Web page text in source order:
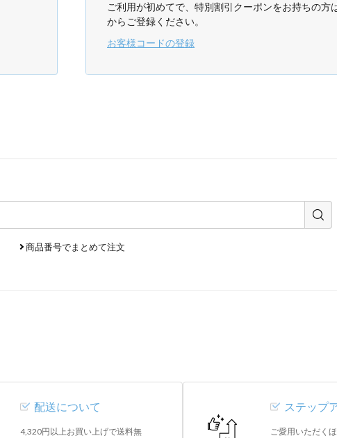
ご利用が初めてで、特別割引クーポンをお持ちの方
からご登録ください。
お客様コードの登録
商品番号でまとめて注文
配送について
4,320円以上お買い上げで送料無
ステップ
ご愛用いただく